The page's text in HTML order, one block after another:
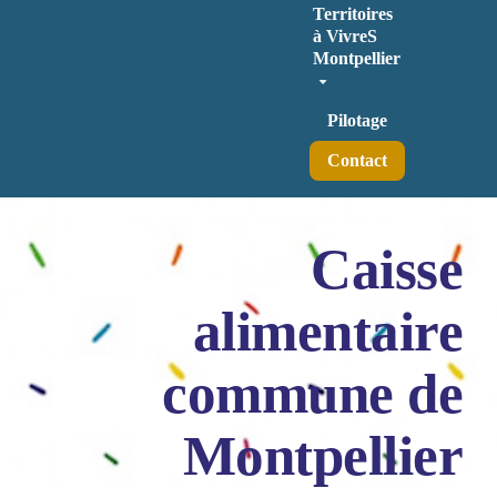
Territoires
à VivreS
Montpellier
Pilotage
Contact
Caisse
alimentaire
commune de
Montpellier